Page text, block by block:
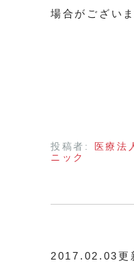
場合がございま
投稿者:
医療法
ニック
2017.02.03更